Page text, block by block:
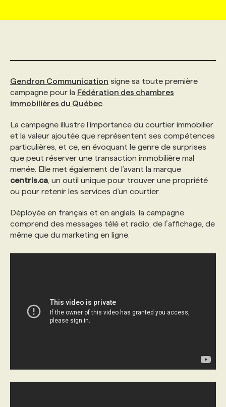
AFFAIRES DE L'INDUSTRIE
INITIATIVES NUMÉRIQUES
PRIX ET DISTINCTIONS
TENDANCES
WEB & MÉDIAS SOCIAUX
MARKETING DURABLE
GEO/SEO
ÉVÉNEMENTIEL
NOS AUTEUR‧RICES
INFOLETTRE PUBLICITÉ
ANNONCEZ AVEC NOUS
CONSULTER LA CVTHÈQUE
PROFIL ENTREPRISE
FAQ
ANNONCEZ AVEC NOUS
VOIR LES OFFRES
PROFIL CANDIDAT
FAQ
ANNONCEZ AVEC NOUS
NOS FORMATIONS EN LIGNE
NOS PARCOURS DE FORMATIONS
FORMATIONS PERSONNALISÉES
NOS FORMATEUR‧RICES
POURQUOI CHOISIR NOS FORMATIONS
NOS TARIFS
ANNONCEZ AVEC NOUS
CHASSE DE TÊTE
SERVICE DE CHASSE DE TÊTE
NOS TARIFS
NOS EXPERTISES
FAQ
ANNONCEZ AVEC NOUS
Gendron Communication signe sa toute première
campagne pour la Fédération des chambres
immobilières du Québec
La campagne illustre l’importance du courtier immobilier
et la valeur ajoutée que représentent ses compétences
particulières, et ce, en évoquant le genre de surprises
que peut réserver une transaction immobilière mal
menée. Elle met également de l’avant la marque
centris.ca , un outil unique pour trouver une propriété
ou pour retenir les services d’un courtier.
Déployée en français et en anglais, la campagne
comprend des messages télé et radio, de lʼaffichage, de
même que du marketing en ligne.